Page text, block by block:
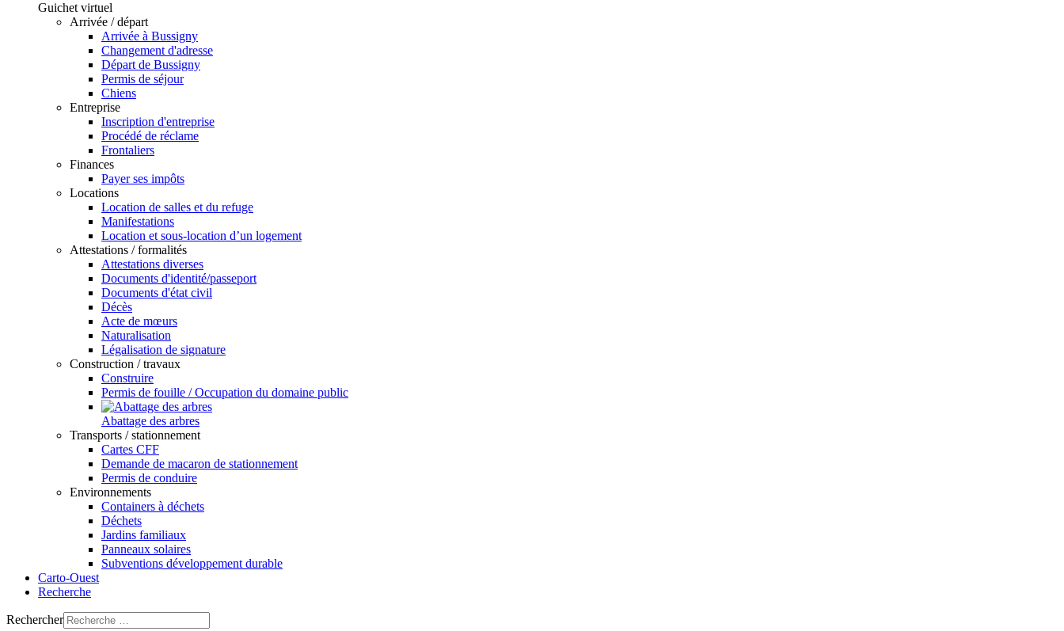
Guichet virtuel
Arrivée / départ
Arrivée à Bussigny
Changement d'adresse
Départ de Bussigny
Permis de séjour
Chiens
Entreprise
Inscription d'entreprise
Procédé de réclame
Frontaliers
Finances
Payer ses impôts
Locations
Location de salles et du refuge
Manifestations
Location et sous-location d’un logement
Attestations / formalités
Attestations diverses
Documents d'identité/passeport
Documents d'état civil
Décès
Acte de mœurs
Naturalisation
Légalisation de signature
Construction / travaux
Construire
Permis de fouille / Occupation du domaine public
Abattage des arbres
Transports / stationnement
Cartes CFF
Demande de macaron de stationnement
Permis de conduire
Environnements
Containers à déchets
Déchets
Jardins familiaux
Panneaux solaires
Subventions développement durable
Carto-Ouest
Recherche
Rechercher